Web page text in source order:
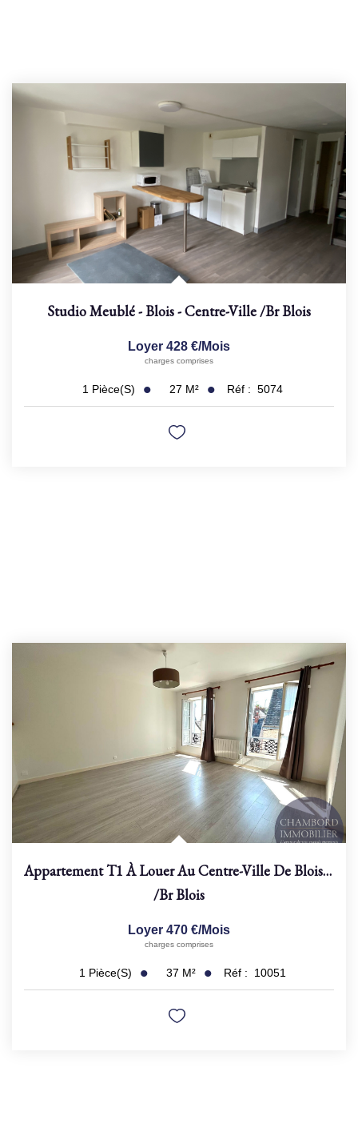
Studio Meublé - Blois - Centre-Ville/brBlois
Loyer 428 €/mois
charges comprises
1 Pièce(s) 27 M² Réf : 5074
Appartement T1 À Louer Au Centre-Ville De Blois - Réf 10051
/brBlois
Loyer 470 €/mois
charges comprises
1 Pièce(s) 37 M² Réf : 10051